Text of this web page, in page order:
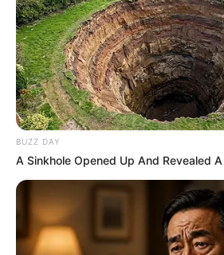
BUZZ DAY
A Sinkhole Opened Up And Revealed